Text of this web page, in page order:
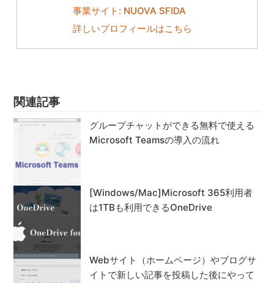
事業サイト: NUOVA SFIDA
詳しいプロフィールはこちら
関連記事
グループチャットができる無料で使える
Microsoft Teamsの導入の流れ
[Windows/Mac]Microsoft 365利用者
は1TBも利用できるOneDrive
Webサイト（ホームページ）やブログサ
イトで新しい記事を投稿した後にやって